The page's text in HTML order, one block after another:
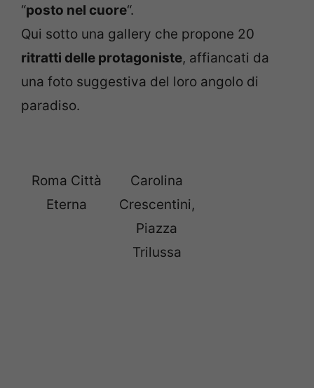
“posto nel cuore“.
Qui sotto una gallery che propone 20
ritratti delle protagoniste, affiancati da
una foto suggestiva del loro angolo di
paradiso.
Roma Città
Eterna
Carolina
Crescentini,
Piazza
Trilussa